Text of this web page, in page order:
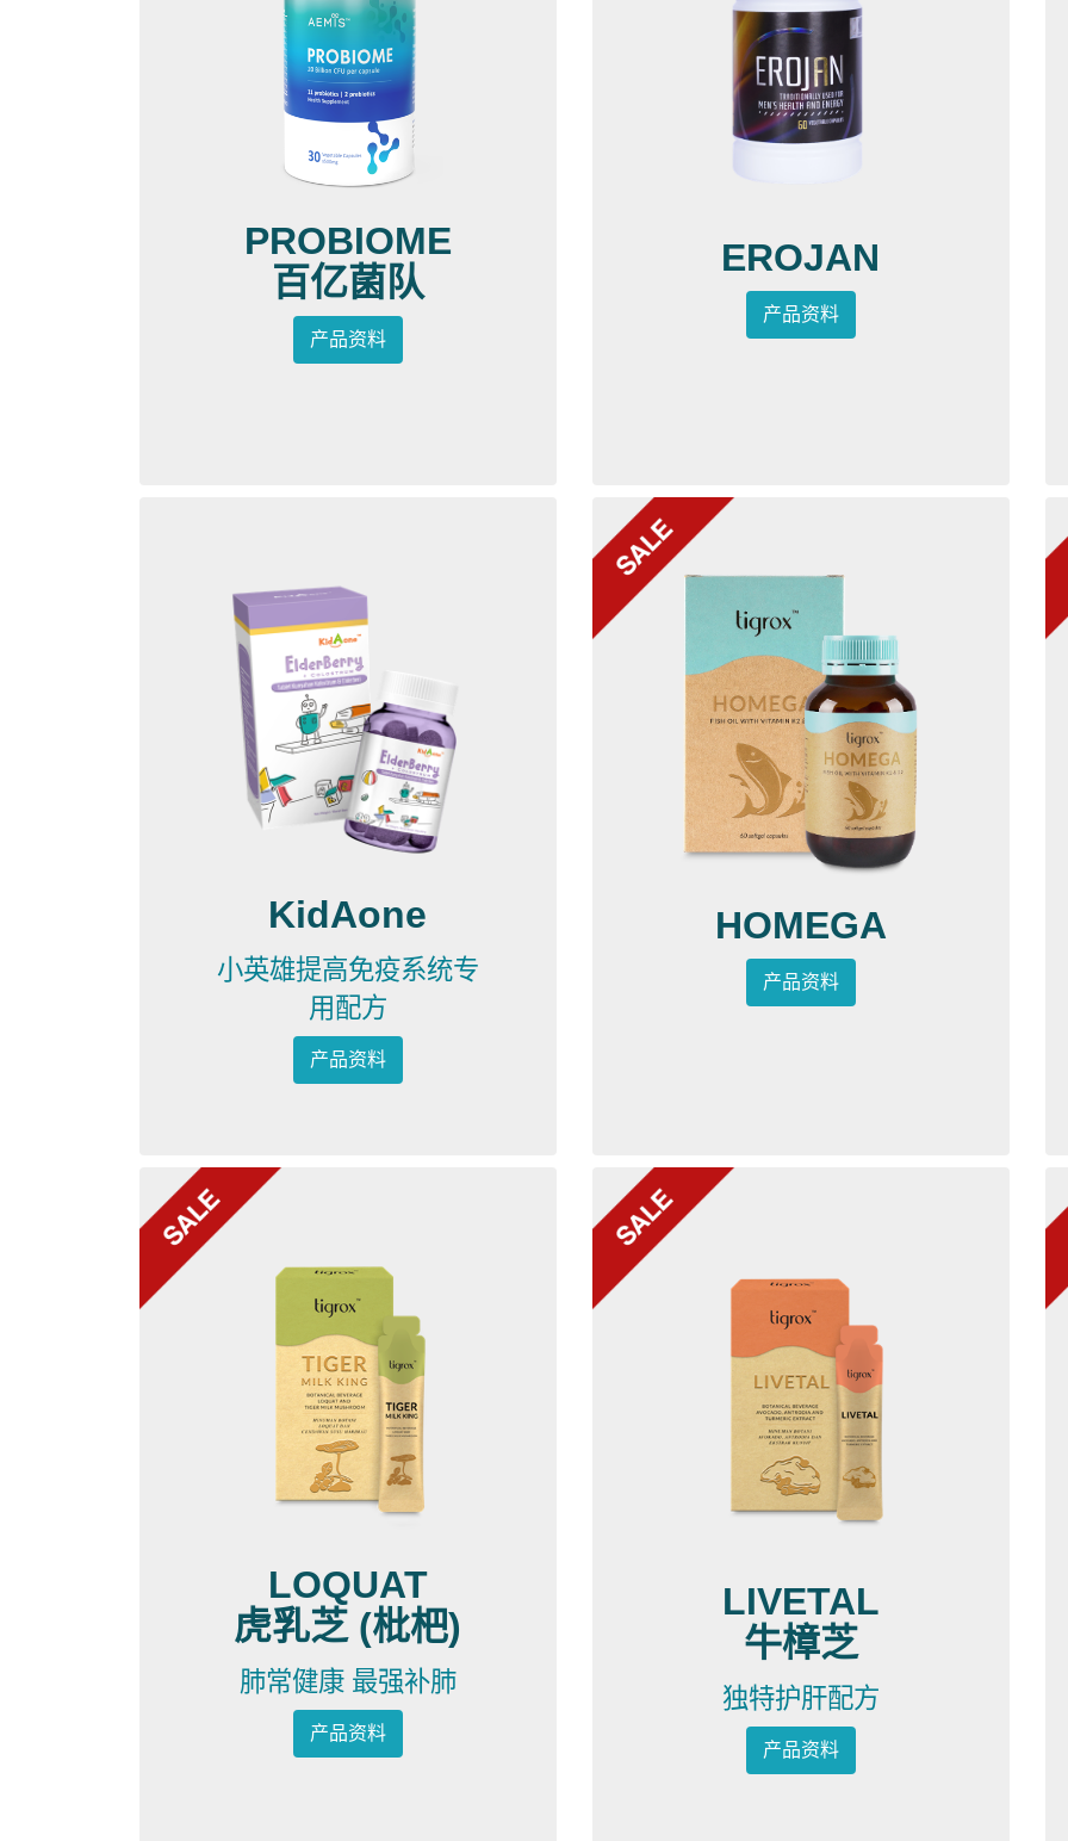
PROBIOME
百亿菌队
产品资料
EROJAN
产品资料
KidAone
小英雄提高免疫系统专
用配方
产品资料
HOMEGA
产品资料
LOQUAT
虎乳芝 (枇杷)
肺常健康 最强补肺
产品资料
LIVETAL
牛樟芝
独特护肝配方
产品资料